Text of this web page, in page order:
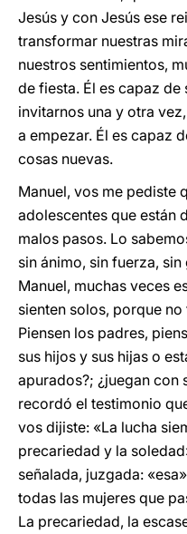
Jesús y con Jesús ese
transformar nuestras
nuestros sentimientos,
de fiesta. Él es capaz
invitarnos una y otra
a empezar. Él es capaz
cosas nuevas.
Manuel, vos me pediste
adolescentes que están
malos pasos. Lo
sin ánimo, sin fuerza,
Manuel, muchas veces
sienten solos, porque
Piensen los padres,
sus hijos y sus hijas o
apurados?; ¿juegan con
recordó el testimonio
vos dijiste: «La lucha
precariedad y la
señalada, juzgada:
todas las mujeres que
La precariedad, la